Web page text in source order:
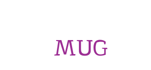
MUG